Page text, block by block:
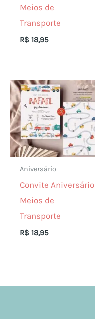
Meios de
Transporte
R$ 18,95
Aniversário
Convite Aniversário
Meios de
Transporte
R$ 18,95